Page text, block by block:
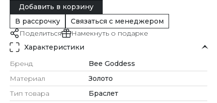
Добавить в корзину
В рассрочку
Связаться с менеджером
Поделиться
Намекнуть о подарке
Характеристики
Бренд
Bee Goddess
Материал
Золото
Тип товара
Браслет